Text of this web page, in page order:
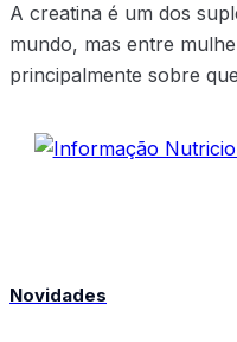
A creatina é um dos
mundo, mas entre
principalmente sobre
Novidades